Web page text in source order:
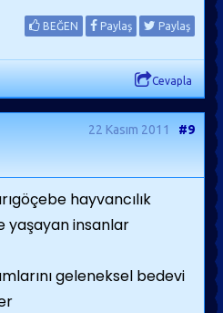
BEĞEN Paylaş Paylaş
Cevapla
22 Kasım 2011 #9
hayvancılık
yaşayan insanlar
geleneksel bedevi